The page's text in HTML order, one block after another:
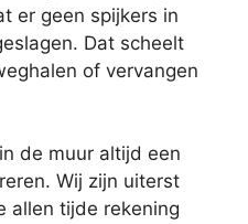
er geen spijkers in
Dat scheelt
of vervangen
de muur altijd een
Wij zijn uiterst
allen tijde rekening